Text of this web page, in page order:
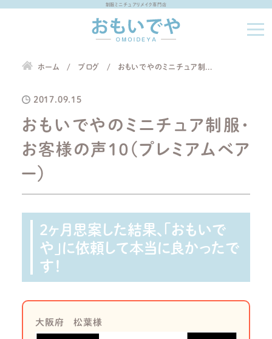
制服ミニチュアリメイク専門店
ホーム ブログ おもいでやのミニチュア制...
2017.09.15
おもいでやのミニチュア制服・
お客様の声１０（プレミアムベア
ー）
2ヶ月思案した結果、「おもいで
や」に依頼して本当に良かったで
す！
大阪府 松葉様